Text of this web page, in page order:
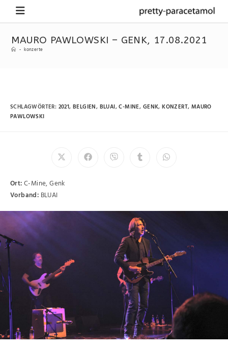
MAURO PAWLOWSKI – GENK, 17.08.2021
- konzerte
SCHLAGWÖRTER: 2021, BELGIEN, BLUAI,C-MINE, GENK, KONZERT, MAURO
PAWLOWSKI
Ort:C-Mine, Genk
Vorband: BLUAI